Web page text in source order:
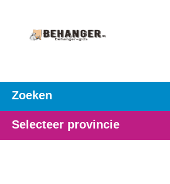
Zoeken
Selecteer provincie